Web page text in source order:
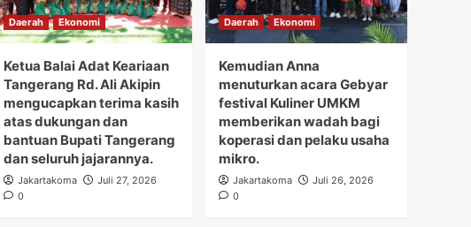
Daerah Ekonomi
Ketua Balai Adat Keariaan
Tangerang Rd. Ali Akipin
mengucapkan terima kasih
atas dukungan dan
bantuan Bupati Tangerang
dan seluruh jajarannya.
Jakartakoma
Juli 27, 2026
0
Daerah Ekonomi
Kemudian Anna
menuturkan acara Gebyar
festival Kuliner UMKM
memberikan wadah bagi
koperasi dan pelaku usaha
mikro.
Jakartakoma
Juli 26, 2026
0